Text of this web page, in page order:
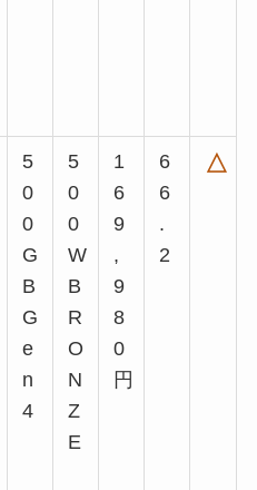
5
0
0
G
B
G
e
n
4
5
0
0
W
B
R
O
N
Z
E
1
6
9
,
9
8
0
円
6
6
.
2
△